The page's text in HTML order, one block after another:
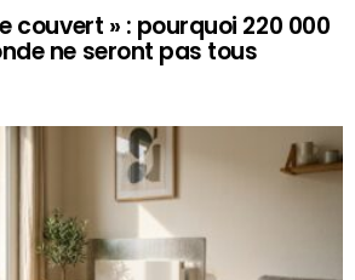
couvert » : pourquoi 220 000
ne seront pas tous